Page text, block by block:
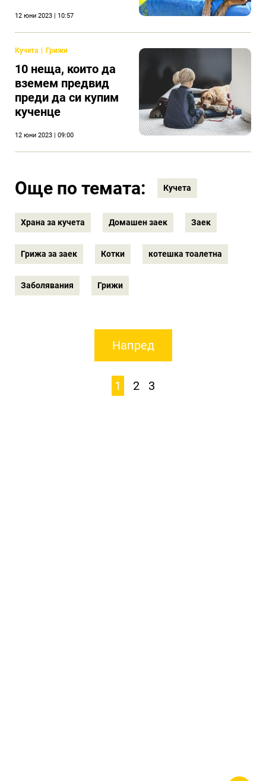
12 юни 2023 | 10:57
Кучета Грижи
10 неща, които да
вземем предвид
преди да си купим
кученце
12 юни 2023 | 09:00
Още по темата: Кучета
Храна за кучета Домашен заек Заек
Грижа за заек Котки котешка тоалетна
Заболявания Грижи
Напред
1 2 3